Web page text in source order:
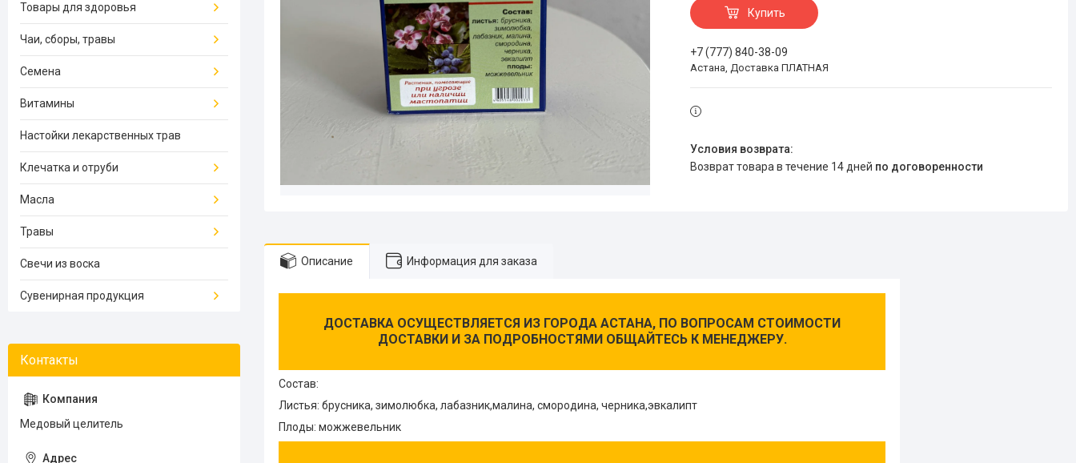
Купить
+7 (777) 840-38-09
Астана, Доставка ПЛАТНАЯ
возврат товара в течение 14 дней по договоренности
Описание Информация для заказа
ДОСТАВКА ОСУЩЕСТВЛЯЕТСЯ ИЗ ГОРОДА АСТАНА, ПО ВОПРОСАМ СТОИМОСТИ
ДОСТАВКИ И ЗА ПОДРОБНОСТЯМИ ОБЩАЙТЕСЬ К МЕНЕДЖЕРУ.
Состав:
Листья: брусника, зимолюбка, лабазник,малина, смородина, черника,эвкалипт
Плоды: можжевельник
Товары для здоровья
Чаи, сборы, травы
Семена
Витамины
Настойки лекарственных трав
Клечатка и отруби
Масла
Травы
Свечи из воска
Сувенирная продукция
Медовый целитель